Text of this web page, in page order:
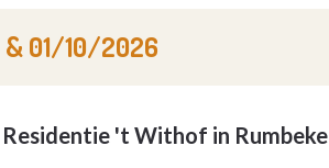
&01/10/2026
Residentie 't Withof in Rumbeke